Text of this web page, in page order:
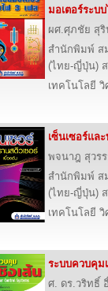
มอเตอร์ระบ
ผศ.ศุภชัย สุริ
สำนักพิมพ์ ส
(ไทย-ญี่ปุ่น)
เทคโนโลยี
เซ็นเซอร์แล
พจนาฎ สุว
สำนักพิมพ์ ส
(ไทย-ญี่ปุ่น)
เทคโนโลยี
ระบบควบคุม
ศ. ดร.วริทธิ์